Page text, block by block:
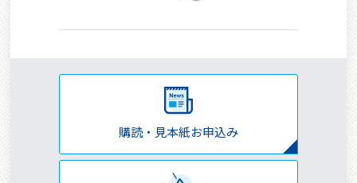
購読・見本紙お申込み